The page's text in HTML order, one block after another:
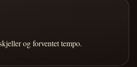
og forventet tempo.